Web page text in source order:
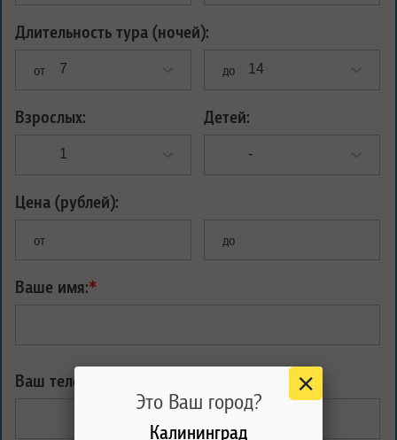
Длительность тура (ночей):
от до
Взрослых: Детей:
Цена (рублей):
от до
Ваше имя:*
Ваш телефон:
Это Ваш город?
Калининград